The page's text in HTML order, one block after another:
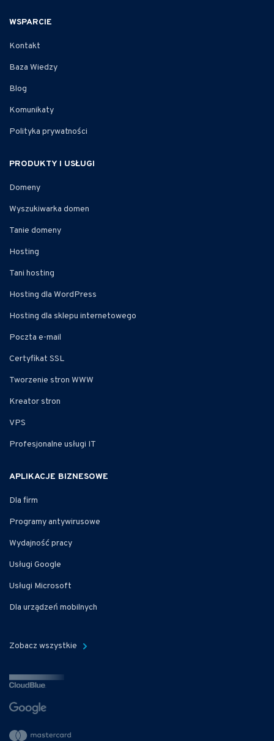
WSPARCIE
Kontakt
Baza Wiedzy
Blog
Komunikaty
Polityka prywatności
PRODUKTY I USŁUGI
Domeny
Wyszukiwarka domen
Tanie domeny
Hosting
Tani hosting
Hosting dla WordPress
Hosting dla sklepu internetowego
Poczta e-mail
Certyfikat SSL
Tworzenie stron WWW
Kreator stron
VPS
Profesjonalne usługi IT
APLIKACJE BIZNESOWE
Dla firm
Programy antywirusowe
Wydajność pracy
Usługi Google
Usługi Microsoft
Dla urządzeń mobilnych
Zobacz wszystkie